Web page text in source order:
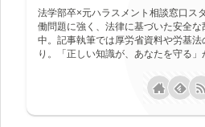
法学部卒×元ハラスメント相談窓口ス
働問題に強く、法律に基づいた安全
中。記事執筆では厚労省資料や労基
り。「正しい知識が、あなたを守る」